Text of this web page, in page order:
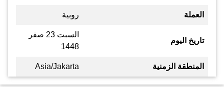
العملة روبية
تاريخ اليوم
السبت 23 صفر
1448
المنطقة الزمنية Asia/Jakarta